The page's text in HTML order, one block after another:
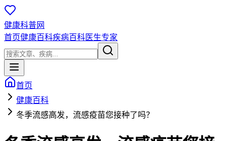
健康科普网
首页健康百科疾病百科医生专家
首页
健康百科
冬季流感高发，流感疫苗您接种了吗？